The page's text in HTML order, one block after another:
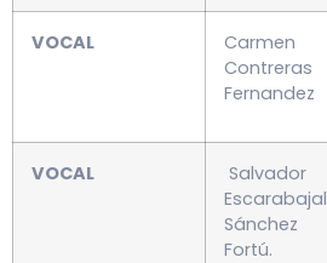
VOCAL
Carmen
Contreras
Fernandez
VOCAL
Salvador
Escarabajal
Sánchez
Fortú.